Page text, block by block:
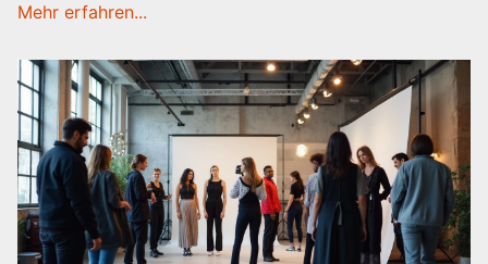
für angehende Fotografen, um ihren Arbeiten eine
Mehr erfahren...